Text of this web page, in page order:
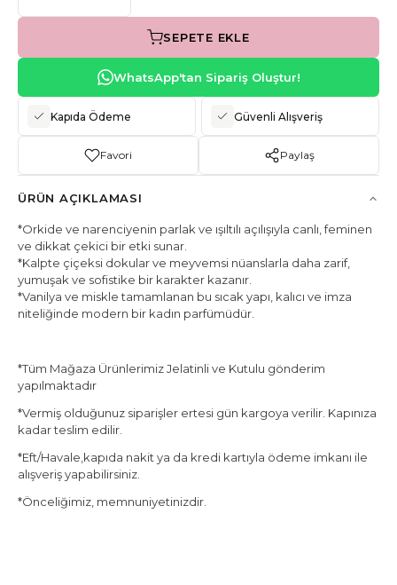
SEPETE EKLE
WhatsApp'tan Sipariş Oluştur!
Kapıda Ödeme Güvenli Alışveriş
Favori Paylaş
ÜRÜN AÇIKLAMASI
*Orkide ve narenciyenin parlak ve ışıltılı açılışıyla canlı, feminen
ve dikkat çekici bir etki sunar.
*Kalpte çiçeksi dokular ve meyvemsi nüanslarla daha zarif,
yumuşak ve sofistike bir karakter kazanır.
*Vanilya ve miskle tamamlanan bu sıcak yapı, kalıcı ve imza
niteliğinde modern bir kadın parfümüdür.
*Tüm Mağaza Ürünlerimiz Jelatinli ve Kutulu gönderim
yapılmaktadır
*Vermiş olduğunuz siparişler ertesi gün kargoya verilir. Kapınıza
kadar teslim edilir.
*Eft/Havale,kapıda nakit ya da kredi kartıyla ödeme imkanı ile
alışveriş yapabilirsiniz.
*Önceliğimiz, memnuniyetinizdir.